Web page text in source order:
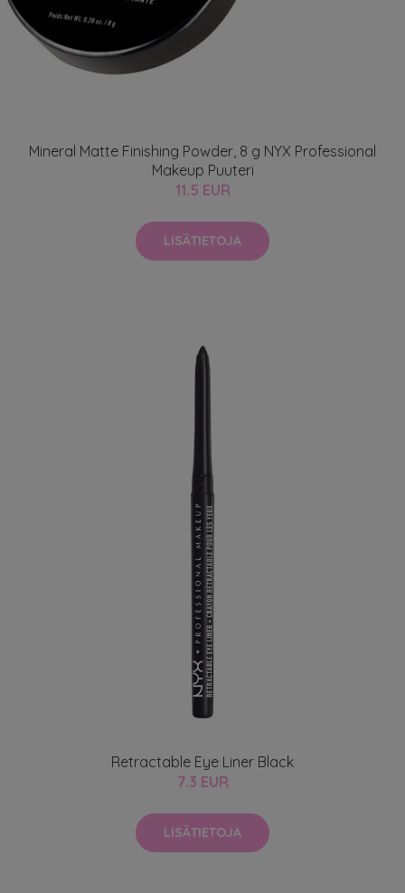
Mineral Matte Finishing Powder, 8 g NYX Professional
Makeup Puuteri
11.5 EUR
LISÄTIETOJA
Retractable Eye Liner Black
7.3 EUR
LISÄTIETOJA